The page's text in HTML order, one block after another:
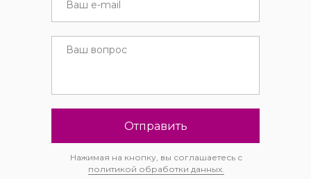
Отправить
Нажимая на кнопку, вы соглашаетесь с
политикой обработки данных.